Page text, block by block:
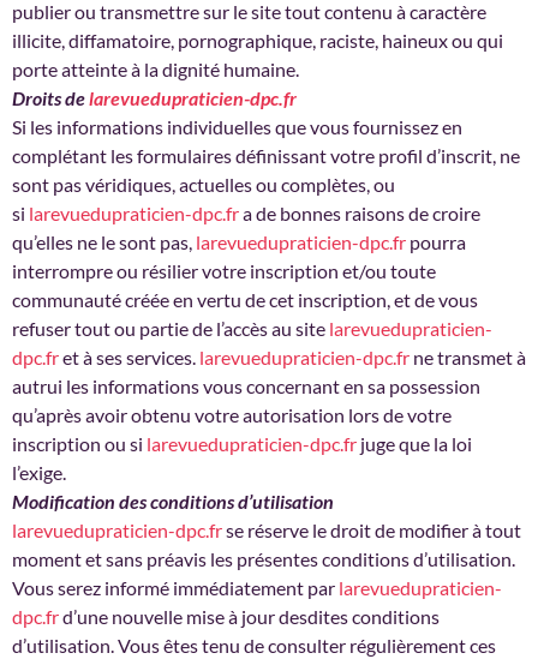
publier ou transmettre sur le site tout contenu à caractère
illicite, diffamatoire, pornographique, raciste, haineux ou qui
porte atteinte à la dignité humaine.
Droits delarevuedupraticien-dpc.fr
Si les informations individuelles que vous fournissez en
complétant les formulaires définissant votre profil d’inscrit, ne
sont pas véridiques, actuelles ou complètes, ou
si larevuedupraticien-dpc.fra de bonnes raisons de croire
qu’elles ne le sont pas, larevuedupraticien-dpc.fr pourra
interrompre ou résilier votre inscription et/ou toute
communauté créée en vertu de cet inscription, et de vous
refuser tout ou partie de l’accès au site larevuedupraticien-
dpc.fret à ses services. larevuedupraticien-dpc.fr ne transmet à
autrui les informations vous concernant en sa possession
qu’après avoir obtenu votre autorisation lors de votre
inscription ou si larevuedupraticien-dpc.fr juge que la loi
l’exige.
Modification des conditions d’utilisation
larevuedupraticien-dpc.frse réserve le droit de modifier à tout
moment et sans préavis les présentes conditions d’utilisation.
Vous serez informé immédiatement par larevuedupraticien-
dpc.frd’une nouvelle mise à jour desdites conditions
d’utilisation. Vous êtes tenu de consulter régulièrement ces